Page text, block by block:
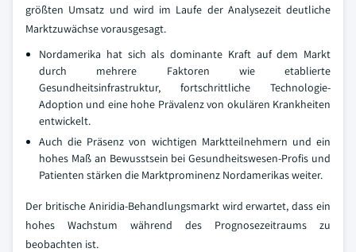
größten Umsatz und wird im Laufe der Analysezeit deutliche
Marktzuwächse vorausgesagt.
Nordamerika hat sich als dominante Kraft auf dem Markt
durch mehrere Faktoren wie etablierte
Gesundheitsinfrastruktur, fortschrittliche Technologie-
Adoption und eine hohe Prävalenz von okulären Krankheiten
entwickelt.
Auch die Präsenz von wichtigen Marktteilnehmern und ein
hohes Maß an Bewusstsein bei Gesundheitswesen-Profis und
Patienten stärken die Marktprominenz Nordamerikas weiter.
Der britische Aniridia-Behandlungsmarkt wird erwartet, dass ein
hohes Wachstum während des Prognosezeitraums zu
beobachten ist.